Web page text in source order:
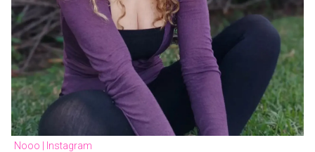
Nooo | Instagram